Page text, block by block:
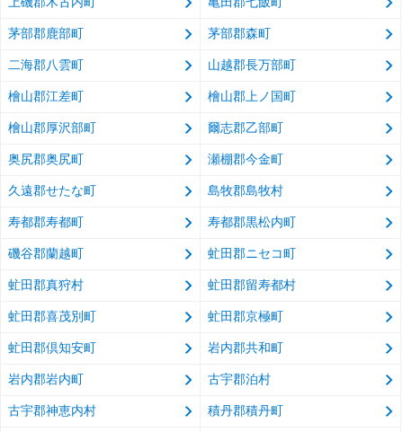
茅部郡鹿部町 茅部郡森町
二海郡八雲町 山越郡長万部町
檜山郡江差町 檜山郡上ノ国町
檜山郡厚沢部町 爾志郡乙部町
奥尻郡奥尻町 瀬棚郡今金町
久遠郡せたな町 島牧郡島牧村
寿都郡寿都町 寿都郡黒松内町
磯谷郡蘭越町 虻田郡ニセコ町
虻田郡真狩村 虻田郡留寿都村
虻田郡喜茂別町 虻田郡京極町
虻田郡倶知安町 岩内郡共和町
岩内郡岩内町 古宇郡泊村
古宇郡神恵内村 積丹郡積丹町